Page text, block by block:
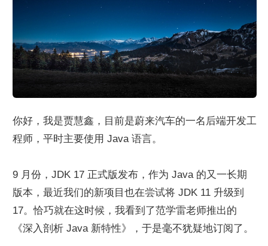
你好，我是贾慧鑫，目前是蔚来汽车的一名后端开发工
程师，平时主要使用 Java 语言。
9 月份，JDK 17 正式版发布，作为 Java 的又一长期
版本，最近我们的新项目也在尝试将 JDK 11 升级到
17。恰巧就在这时候，我看到了范学雷老师推出的
《深入剖析 Java 新特性》，于是毫不犹疑地订阅了。